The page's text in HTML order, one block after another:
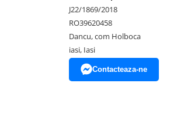
J22/1869/2018
RO39620458
Dancu, com Holboca
iasi, Iasi
Contacteaza-ne